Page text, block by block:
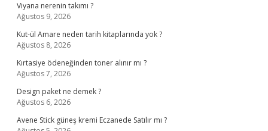
Viyana nerenin takımı ?
Ağustos 9, 2026
Kut-ül Amare neden tarih kitaplarında yok ?
Ağustos 8, 2026
Kırtasiye ödeneğinden toner alınır mı ?
Ağustos 7, 2026
Design paket ne demek ?
Ağustos 6, 2026
Avene Stick güneş kremi Eczanede Satılır mı ?